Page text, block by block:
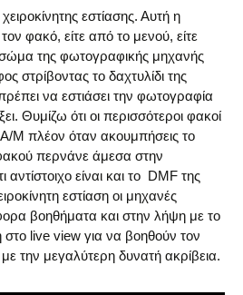
εστίασης. Αυτή η
τον φακό, είτε από το μενού, είτε
της φωτογραφικής μηχανής
στρίβοντας το δαχτυλίδι της
να εστιάσει την φωτογραφία
Θυμίζω ότι οι περισσότεροι φακοί
M πλέον όταν ακουμπήσεις το
περνάνε άμεσα στην
αντίστοιχο είναι και το DMF της
εστίαση οι μηχανές
βοηθήματα και στην λήψη με το
live view για να βοηθούν τον
την μεγαλύτερη δυνατή ακρίβεια.